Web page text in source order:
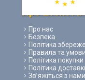
Про Event
Про нас
Безпека
Політика
Правила та умови
Політика
Політика
Зв’яжіться з нами